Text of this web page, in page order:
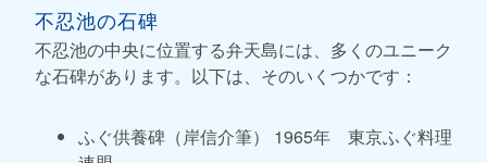
不忍池の石碑
不忍池の中央に位置する弁天島には、多くのユニーク
な石碑があります。以下は、そのいくつかです：
ふぐ供養碑（岸信介筆） 1965年 東京ふぐ料理